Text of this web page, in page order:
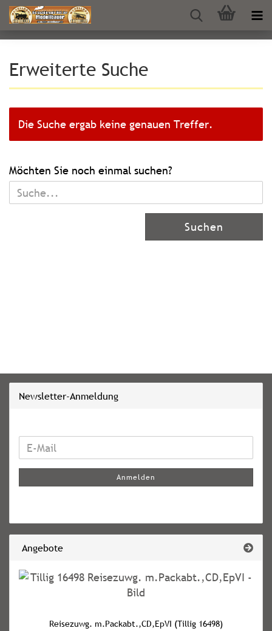
Erweiterte Suche
Die Suche ergab keine genauen Treffer.
MÖCHTEN
SIE
NOCH
Möchten Sie noch einmal suchen?
Suchen
Newsletter-Anmeldung
WEITER
ZUR
ANMELDUNG
E-
Anmelden
Angebote
Reisezuwg. m.Packabt.,CD,EpVI (Tillig 16498)